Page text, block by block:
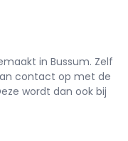
in Bussum. Zelf
contact op met de
wordt dan ook bij